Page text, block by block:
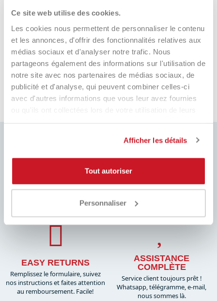
Ce site web utilise des cookies.
Les cookies nous permettent de personnaliser le contenu
et les annonces, d'offrir des fonctionnalités relatives aux
médias sociaux et d'analyser notre trafic. Nous
partageons également des informations sur l'utilisation de
notre site avec nos partenaires de médias sociaux, de
publicité et d'analyse, qui peuvent combiner celles-ci
avec d'autres informations que vous leur avez fournies
Afficher les détails
Tout autoriser
Personnaliser
Negozio raccomandato al 💯: comprato
ieri uno zaino è arrivato il giorno dopo. I
prezzi sono davvero
competitivi!!!Super!!!!! Davvero super
gentili e disponibilissimi. Grazie mille.
18 ore fa
Pausa
EXPÉDITION RAPIDE
MEILLEUR PRIX
Toujours les meilleurs prix du
promotions dédiées
EASY RETURNS
Remplissez le formulaire, suivez
nos instructions et faites attention
au remboursement. Facile!
ASSISTANCE
COMPLÈTE
Service client toujours prêt !
Whatsapp, télégramme, e-mail,
nous sommes là.​